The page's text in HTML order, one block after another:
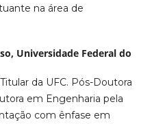
na área de
Universidade Federal do
da UFC. Pós-Doutora
em Engenharia pela
com ênfase em